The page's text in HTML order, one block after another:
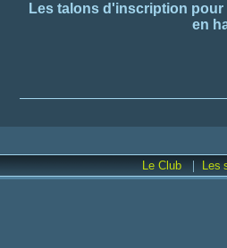
Les talons d'inscription
en
Le Club
| Les